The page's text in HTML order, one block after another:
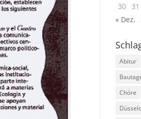
30
31
« Dez.
Abitur
Chöre